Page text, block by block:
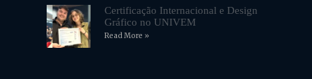
Certificação Internacional e Design
Gráfico no UNIVEM
Read More »